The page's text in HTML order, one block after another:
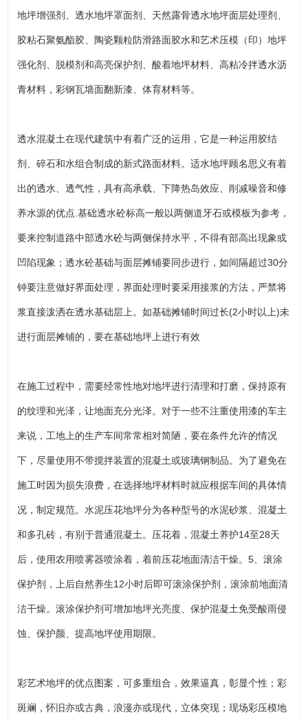
地坪增强剂、透水地坪罩面剂、天然露骨透水地坪面层处理剂、
胶粘石聚氨酯胶、陶瓷颗粒防滑路面胶水和艺术压模（印）地坪
强化剂、脱模剂和高亮保护剂、酸着地坪材料、高粘冷拌透水沥
青材料，彩钢瓦墙面翻新漆、体育材料等。
透水混凝土在现代建筑中有着广泛的运用，它是一种运用胶结
剂、碎石和水组合制成的新式路面材料。适水地坪顾名思义有着
出的透水、透气性，具有高承载、下降热岛效应、削减噪音和修
养水源的优点.基础透水砼标高一般以两侧道牙石或模板为参考，
要来控制道路中部透水砼与两侧保持水平，不得有部高出现象或
凹陷现象；透水砼基础与面层摊铺要同步进行，如间隔超过30分
钟要注意做好界面处理，界面处理时要采用接浆的方法，严禁将
浆直接泼洒在透水基础层上。如基础摊铺时间过长(2小时以上)未
进行面层摊铺的，要在基础地坪上进行有效
在施工过程中，需要经常性地对地坪进行清理和打磨，保持原有
的纹理和光泽，让地面充分光泽。对于一些不注重使用漆的车主
来说，工地上的生产车间常常相对简陋，要在条件允许的情况
下，尽量使用不带搅拌装置的混凝土或玻璃钢制品。为了避免在
施工时因为损失浪费，在选择地坪材料时就应根据车间的具体情
况，制定规范。水泥压花地坪分为各种型号的水泥砂浆、混凝土
和多孔砖，有别于普通混凝土。压花着，混凝土养护14至28天
后，使用农用喷雾器喷涂着，着前压花地面清洁干燥。5、滚涂
保护剂，上后自然养生12小时后即可滚涂保护剂，滚涂前地面清
洁干燥。滚涂保护剂可增加地坪光亮度、保护混凝土免受酸雨侵
蚀、保护颜、提高地坪使用期限。
彩艺术地坪的优点图案，可多重组合，效果逼真，彰显个性；彩
斑斓，怀旧亦或古典，浪漫亦或现代，立体突现；现场彩压模地